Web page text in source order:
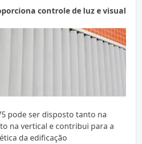
controle de luz e visual
pode ser disposto tanto na
na vertical e contribui para a
da edificação